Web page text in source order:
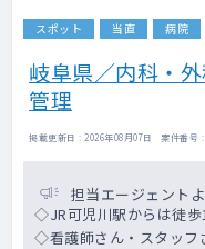
スポット 当直 病院
岐阜県／内科・
管理
掲載更新日 : 2026年08月07日 案件番号 :
担当エージェント
◇JR可児川駅からは徒歩
◇看護師さん・スタッフ